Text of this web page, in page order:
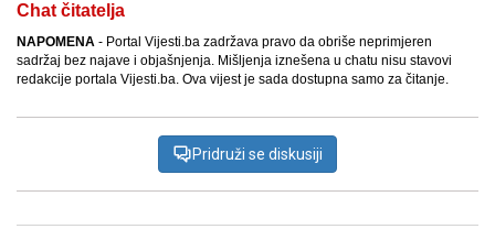
Chat čitatelja
NAPOMENA - Portal Vijesti.ba zadržava pravo da obriše neprimjeren
sadržaj bez najave i objašnjenja. Mišljenja iznešena u chatu nisu stavovi
redakcije portala Vijesti.ba. Ova vijest je sada dostupna samo za čitanje.
Pridruži se diskusiji